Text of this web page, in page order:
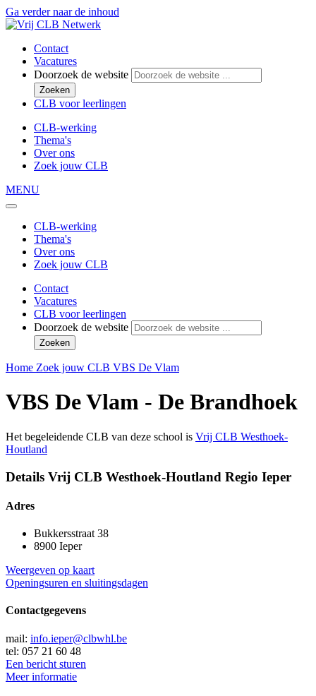
Ga verder naar de inhoud
Contact
Vacatures
Doorzoek de website
Zoeken
CLB voor leerlingen
CLB-werking
Thema's
Over ons
Zoek jouw CLB
MENU
CLB-werking
Thema's
Over ons
Zoek jouw CLB
Contact
Vacatures
CLB voor leerlingen
Doorzoek de website
Zoeken
Home Zoek jouw CLB VBS De Vlam
VBS De Vlam - De Brandhoek
Het begeleidende CLB van deze school is Vrij CLB Westhoek-
Houtland
Details Vrij CLB Westhoek-Houtland Regio Ieper
Adres
Bukkersstraat 38
8900 Ieper
Weergeven op kaart
Openingsuren en sluitingsdagen
Contactgegevens
mail: info.ieper@clbwhl.be
tel: 057 21 60 48
Een bericht sturen
Meer informatie